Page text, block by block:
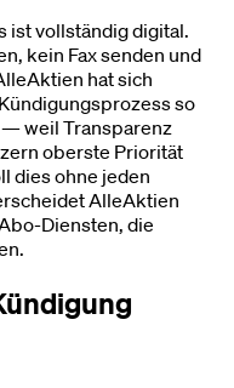
ist vollständig digital.
kein Fax senden und
hat sich
so
weil Transparenz
oberste Priorität
dies ohne jeden
AlleAktien
Diensten, die